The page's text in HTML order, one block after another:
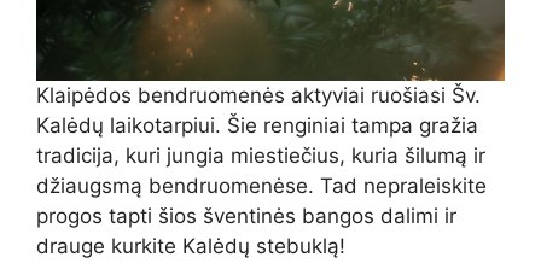
Klaipėdos bendruomenės aktyviai ruošiasi Šv.
Kalėdų laikotarpiui. Šie renginiai tampa gražia
tradicija, kuri jungia miestiečius, kuria šilumą ir
džiaugsmą bendruomenėse. Tad nepraleiskite
progos tapti šios šventinės bangos dalimi ir
drauge kurkite Kalėdų stebuklą!